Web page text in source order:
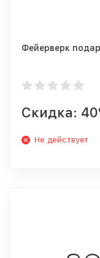
Фейерверк
Скидка:
Не действует